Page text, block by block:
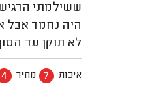
ששילמתי
היה נחמד אבל
לא תוקן עד
איכות 7 מחיר 4